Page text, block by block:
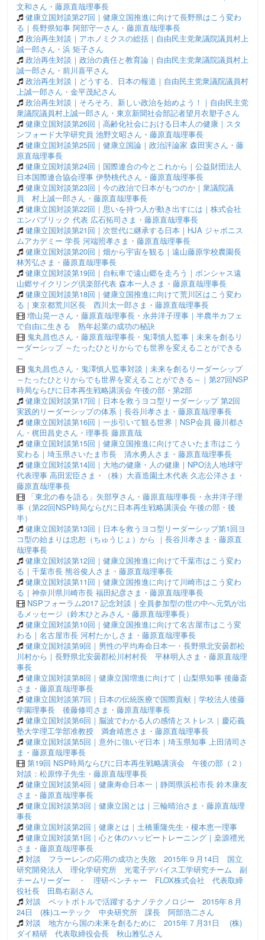
文和さん・藤原直哉理事長
健康立国対談第27回｜健康立国推進に向けて長野県はこう変わ
る｜長野県知事 阿部守一さん・藤原直哉理事長
政治再生対談｜アホノミクスの総括｜自由民主党衆議院議員村上
誠一郎さん・浜 矩子さん
政治再生対談｜政治の責任と教育論｜自由民主党衆議院議員村上
誠一郎さん・前川喜平さん
政治再生対談｜どうする、日本の報道｜自由民主党衆議院議員村
上誠一郎さん・金平茂紀さん
政治再生対談｜そろそろ、新しい政治を始めよう！｜自由民主党
衆議院議員村上誠一郎さん・東京新聞社会部記者望月衣塑子さん
健康立国対談第26回｜高齢化社会における日本人の健康｜スタ
ンフォード大学研究員 池野文昭さん・藤原直哉理事長
健康立国対談第25回｜健康立国論｜政治評論家 森田実さん・藤
原直哉理事長
健康立国対談第24回｜国際連合の今とこれから｜公益財団法人
日本国際連合協会理事 伊勢桃代さん・藤原直哉理事長
健康立国対談第23回｜今の政治で日本がもつのか｜衆議院議
員 村上誠一郎さん・藤原直哉理事長
健康立国対談第22回｜思いを持つ人が動き出すには｜株式会社
エンパブリック 代表 広石拓司さま・藤原直哉理事長
健康立国対談第21回｜次世代に継承する日本｜HJA ジャポニス
ムアカデミー 学長 河端照孝さま・藤原直哉理事長
健康立国対談第20回｜畑から宇宙を観る｜遠山藤原学校農園長
林芳弘さま・藤原直哉理事長
健康立国対談第19回｜自転車で遠山郷を走ろう｜ボンシャス遠
山郷サイクリング倶楽部代表 森本一人さま・藤原直哉理事長
健康立国対談第18回｜健康立国推進に向けて荒川区はこう変わ
る｜東京都荒川区長 西川太一郎さま・藤原直哉理事長
増山晃一さん・藤原直哉理事長・永井洋子理事｜半農半カフェ
で自由に生きる 熟年起業の成功の秘訣
鬼丸昌也さん・藤原直哉理事長・鬼澤慎人監事｜未来を創るリ
ーダーシップ ～たったひとりからでも世界を変えることができる
～
鬼丸昌也さん・鬼澤慎人監事対談｜未来を創るリーダーシップ
～たったひとりからでも世界を変えることができる～｜第27回NSP
時局ならびに日本再生戦略講演会 午後の部・第2部
健康立国対談第17回｜日本を救うヨコ型リーダーシップ 第2回
実践的リーダーシップの体系｜長谷川孝さま・藤原直哉理事長
健康立国対談第16回｜一歩引いて観る世界｜NSP会員 藤川都さ
ん・梶田昌史さん・理事長 藤原直哉
健康立国対談第15回｜健康立国推進に向けてさいたま市はこう
変わる｜埼玉県さいたま市長 清水勇人さま・藤原直哉理事長
健康立国対談第14回｜大地の健康・人の健康｜NPO法人地球守
代表理事 高田宏臣さま・（株）大喜造園土木代表 久志公洋さま・
藤原直哉理事長
「東北の春を語る」矢部亨さん・藤原直哉理事長・永井洋子理
事（第22回NSP時局ならびに日本再生戦略講演会 午後の部・後
半）
健康立国対談第13回｜日本を救うヨコ型リーダーシップ第1回ヨ
コ型の始まりは忠恕（ちゅうじょ）から ｜長谷川孝さま・藤原直
哉理事長
健康立国対談第12回｜健康立国推進に向けて千葉市はこう変わ
る｜千葉市長 熊谷俊人さま・藤原直哉理事長
健康立国対談第11回｜健康立国推進に向けて川崎市はこう変わ
る｜神奈川県川崎市長 福田紀彦さま・藤原直哉理事長
NSPフォーラム2017 記念対談｜全員参加型の世の中へ元気が出
るメッセージ（鈴木ひとみさん・藤原直哉理事長）
健康立国対談第10回｜健康立国推進に向けて名古屋市はこう変
わる｜名古屋市長 河村たかしさま・藤原直哉理事長
健康立国対談第9回｜男性の平均寿命日本一・長野県北安曇郡松
川村から｜長野県北安曇郡松川村村長 平林明人さま・藤原直哉理
事長
健康立国対談第8回｜健康立国増進に向けて｜山梨県知事 後藤斎
さま・藤原直哉理事長
健康立国対談第7回｜日本の伝統医療で国際貢献｜学校法人後藤
学園理事長 後藤修司さま・藤原直哉理事長
健康立国対談第6回｜脳波でわかる人の感情とストレス｜慶応義
塾大学理工学部准教授 満倉靖恵さま・藤原直哉理事長
健康立国対談第5回｜意外に強いぞ日本｜埼玉県知事 上田清司さ
ま・藤原直哉理事長
第19回 NSP時局ならびに日本再生戦略講演会 午後の部（２）
対談：松原惇子先生・藤原直哉理事長
健康立国対談第4回｜健康寿命日本一｜静岡県浜松市長 鈴木康友
さま・藤原直哉理事長
健康立国対談第3回｜健康立国とは｜三輪晴治さま・藤原直哉理
事長
健康立国対談第2回｜健康とは｜土橋重隆先生・榎本恵一理事
健康立国対談第1回｜心と体のハッピートレーニング｜桒源禮光
さま・藤原直哉理事長
対談 フラーレンの応用の成功と失敗 2015年９月14日 国立
研究開発法人 理化学研究所 光電子デバイス工学研究チーム 副
チームリーダー ・ 理研ベンチャー FLOX株式会社 代表取締
役社長 田島右副さん
対談 ペットボトルで活躍するナノテクノロジー 2015年８月
24日 (株)ユーテック 中央研究所 課長 阿部浩二さん
対談 地方から国の未来を創るために 2015年７月31日 (株)
ダイ精研 代表取締役会長 秋山雅弘さん